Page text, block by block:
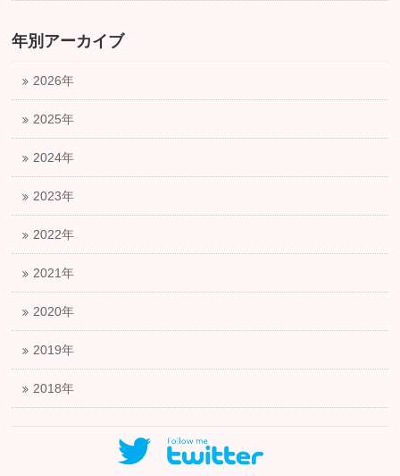
年別アーカイブ
2026年
2025年
2024年
2023年
2022年
2021年
2020年
2019年
2018年